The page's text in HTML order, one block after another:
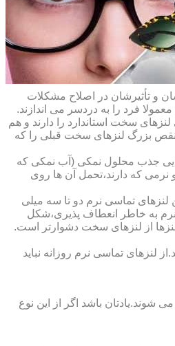
و تأثیرشان در اصلاح مشکلات
فرد را به دردسر می اندازند.
سخت استاندارد را دارند و هم
اند،در اواخر دهه ی ۱۹۷۰ و در طول دهه های ۱۹۸۰ و ۱۹۹۰ طراحی شدند و توانستند نقص بزرگ لنزهای سخت قبلی را که
جذب محلول نمکی (آب نمکی که
که دارند،تحمل آن ها روی
تماسی نرم دو تا سه میلی
نرم به خاطر انعطاف پذیری،شکل
از لنزهای سخت دشوارتر است.
لنزهای تماسی نرم روزانه نباید
شوند.یادتان باشد اگر از این نوع